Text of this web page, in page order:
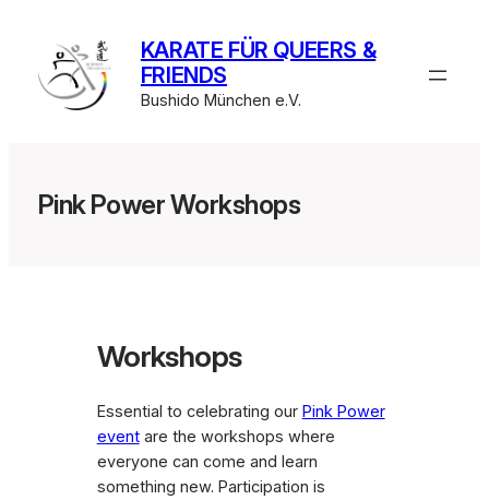
springen
KARATE FÜR QUEERS &
FRIENDS
Bushido München e.V.
Pink Power Workshops
Workshops
Essential to celebrating our Pink Power
eventare the workshops where
everyone can come and learn
something new. Participation is